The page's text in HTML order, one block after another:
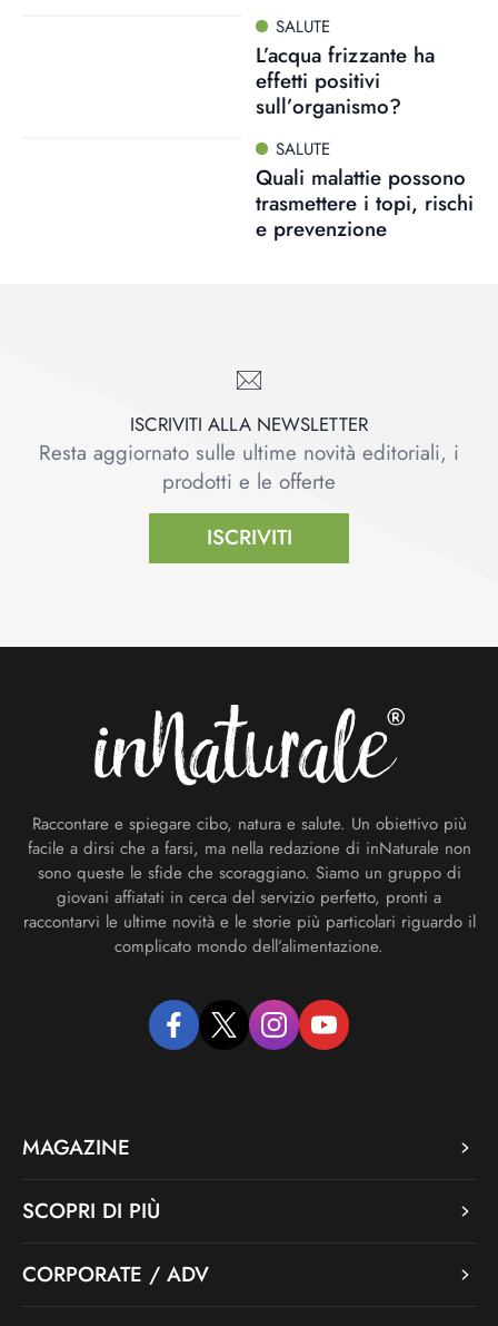
SALUTE
L’acqua frizzante ha
effetti positivi
sull’organismo?
SALUTE
Quali malattie possono
trasmettere i topi, rischi
e prevenzione
ISCRIVITI ALLA NEWSLETTER
Resta aggiornato sulle ultime novità editoriali, i
prodotti e le offerte
ISCRIVITI
Raccontare e spiegare cibo, natura e salute. Un obiettivo più
facile a dirsi che a farsi, ma nella redazione di inNaturale non
sono queste le sfide che scoraggiano. Siamo un gruppo di
giovani affiatati in cerca del servizio perfetto, pronti a
raccontarvi le ultime novità e le storie più particolari riguardo il
complicato mondo dell’alimentazione.
facebooktwitter instagramyoutube
MAGAZINE
SCOPRI DI PIÙ
CORPORATE / ADV